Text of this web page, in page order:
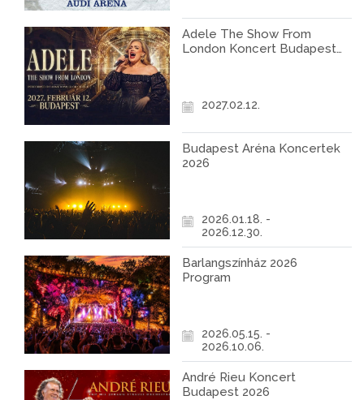
Adele The Show From
London Koncert Budapest
2027.02.12.
Budapest Aréna Koncertek
2026
2026.01.18. -
2026.12.30.
Barlangszínház 2026
Program
2026.05.15. -
2026.10.06.
André Rieu Koncert
Budapest 2026